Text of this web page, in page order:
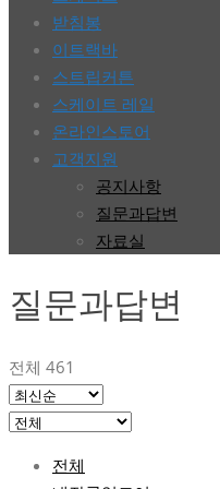
받침봉
이트랙바
스트립커튼
스케이트 레일
온라인스토어
고객지원
공지사항
질문과답변
자료실
질문과답변
전체 461
전체